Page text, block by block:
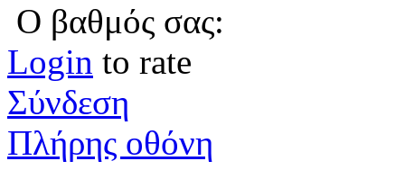
Ο βαθμός σας:
Login to rate
Σύνδεση
Πλήρης οθόνη